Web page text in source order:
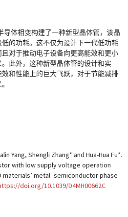
导体相变构建了一种新型晶体管，该晶
的功耗。这不仅为设计下一代低功耗
对于推动电子设备向更高能效和更小
此外，这种新型晶体管的设计和实
和性能上的巨大飞跃，对于节能减排
Yang, Shengli Zhang* and Hua-Hua Fu*.
with low supply voltage operation
metal–semiconductor phase
doi.org/10.1039/D4MH00662C